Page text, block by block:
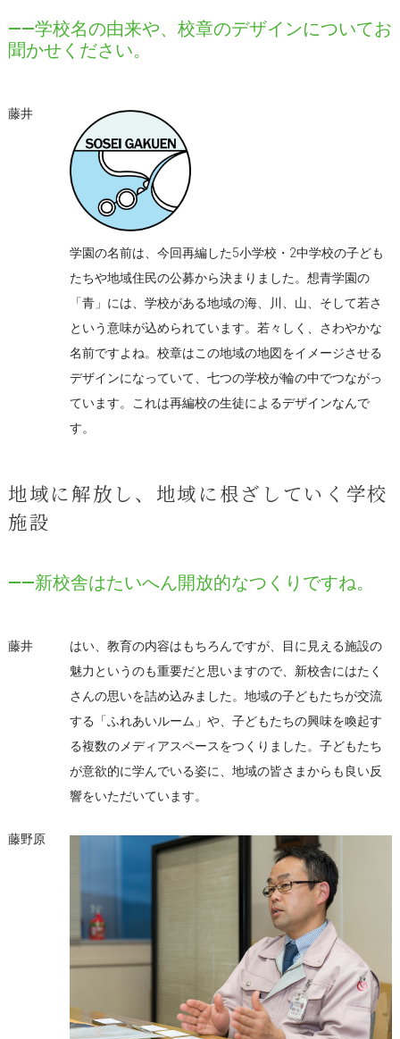
――学校名の由来や、校章のデザインについてお
聞かせください。
藤井
学園の名前は、今回再編した5小学校・2中学校の子ども
たちや地域住民の公募から決まりました。想青学園の
「青」には、学校がある地域の海、川、山、そして若さ
という意味が込められています。若々しく、さわやかな
名前ですよね。校章はこの地域の地図をイメージさせる
デザインになっていて、七つの学校が輪の中でつながっ
ています。これは再編校の生徒によるデザインなんで
す。
地域に解放し、地域に根ざしていく学校
施設
――新校舎はたいへん開放的なつくりですね。
藤井
はい、教育の内容はもちろんですが、目に見える施設の
魅力というのも重要だと思いますので、新校舎にはたく
さんの思いを詰め込みました。地域の子どもたちが交流
する「ふれあいルーム」や、子どもたちの興味を喚起す
る複数のメディアスペースをつくりました。子どもたち
が意欲的に学んでいる姿に、地域の皆さまからも良い反
響をいただいています。
藤野原